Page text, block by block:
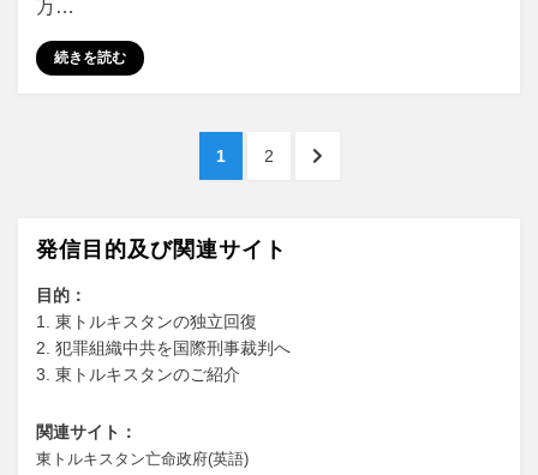
万…
続きを読む
ペ
ー
ジ
送
り
ペ
ー
1
ペ
2
次
発信目的及び関連サイト
目的：
1. 東トルキスタンの独立回復
2. 犯罪組織中共を国際刑事裁判へ
3. 東トルキスタンのご紹介
関連サイト：
東トルキスタン亡命政府(英語)